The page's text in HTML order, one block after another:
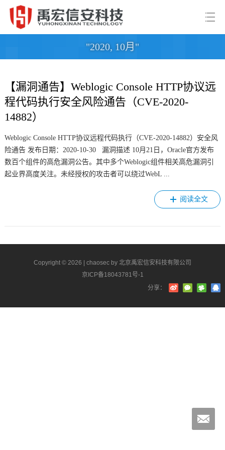
"2020, 10月"
【漏洞通告】Weblogic Console HTTP协议远
程代码执行安全风险通告（CVE-2020-
14882）
Weblogic Console HTTP协议远程代码执行（CVE-2020-14882）安全风
险通告 发布日期：2020-10-30 漏洞描述 10月21日，Oracle官方发布
数百个组件的高危漏洞公告。其中多个Weblogic组件相关高危漏洞引
起业界高度关注。未经授权的攻击者可以绕过WebL ...
阅读全文
Copyright © 2026 | chaosec by 北京禹宏信安科技有限公司
京ICP备18043781号-1
分享：